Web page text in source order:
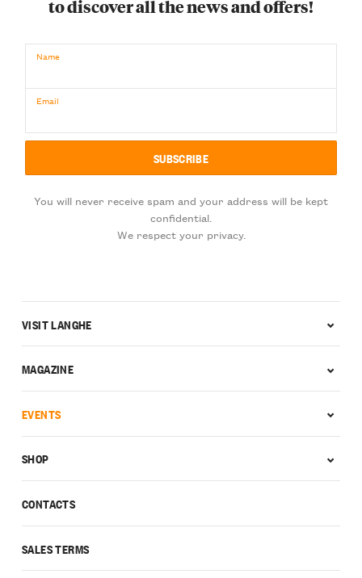
to discover all the news and offers!
Name
Email
You will never receive spam and your address will be kept
confidential.
We respect your privacy.
CONTACTS
SALES TERMS
VISIT LANGHE
MAGAZINE
EVENTS
SHOP